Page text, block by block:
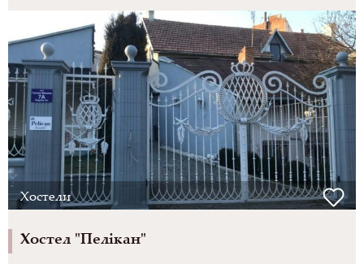
Хостели
Хостел "Пелікан"